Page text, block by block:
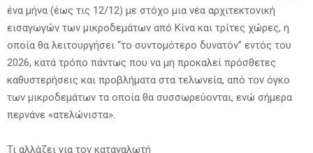
ένα μήνα (έως τις 12/12) με στόχο μια νέα αρχιτεκτονική
εισαγωγών των μικροδεμάτων από Κίνα και τρίτες χώρες, η
οποία θα λειτουργήσει “το συντομότερο δυνατόν” εντός του
2026, κατά τρόπο πάντως που να μη προκαλεί πρόσθετες
καθυστερήσεις και προβλήματα στα τελωνεία, από τον όγκο
των μικροδεμάτων τα οποία θα συσσωρεύονται, ενώ σήμερα
περνάνε «ατελώνιστα».
Τι αλλάζει για τον καταναλωτή